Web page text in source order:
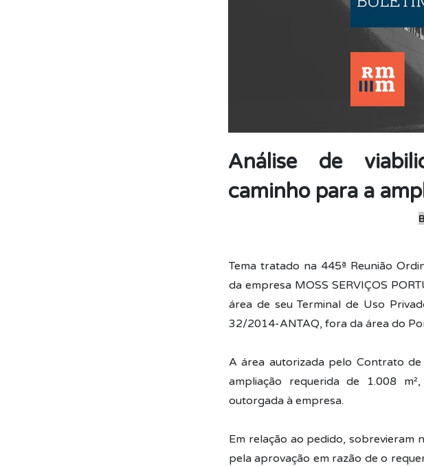
Análise de
caminho para a
Tema tratado na 445ª Reunião
da empresa MOSS SERVIÇOS
área de seu Terminal de Uso
32/2014-ANTAQ, fora da área do
A área autorizada pelo Contrato
ampliação requerida de 1.008
outorgada à empresa.
Em relação ao pedido, sobrevieram
pela aprovação em razão de o